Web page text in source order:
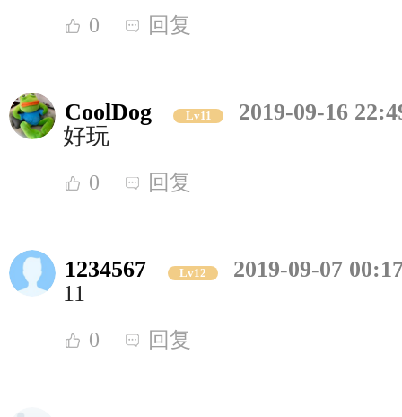
0 回复
CoolDog Lv11
2019-09-16
好玩
0 回复
1234567 Lv12
2019-09-07
11
0 回复